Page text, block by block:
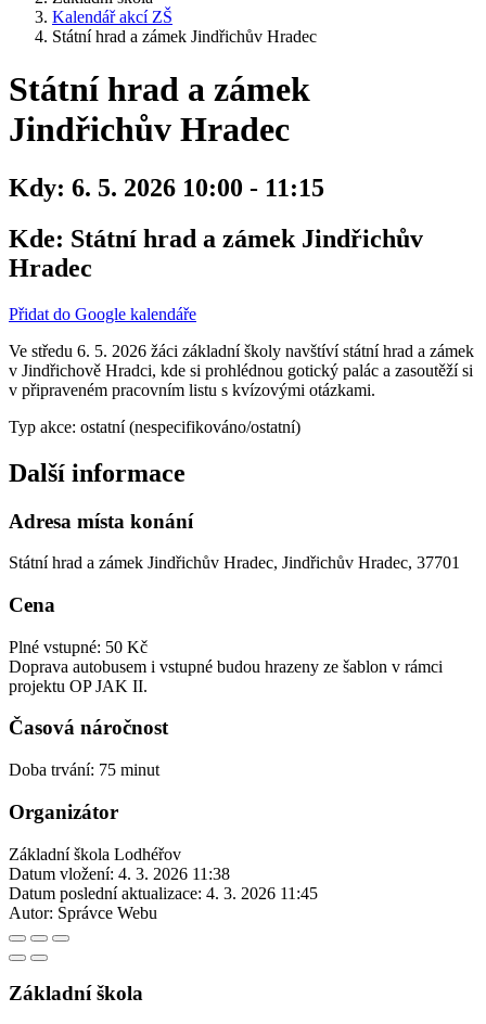
Kalendář akcí ZŠ
Státní hrad a zámek Jindřichův Hradec
Státní hrad a zámek
Jindřichův Hradec
Kdy: 6. 5. 2026 10:00 - 11:15
Kde: Státní hrad a zámek Jindřichův
Hradec
Přidat do Google kalendáře
Ve středu 6. 5. 2026 žáci základní školy navštíví státní hrad a zámek
v Jindřichově Hradci, kde si prohlédnou gotický palác a zasoutěží si
v připraveném pracovním listu s kvízovými otázkami.
Typ akce: ostatní (nespecifikováno/ostatní)
Další informace
Adresa místa konání
Státní hrad a zámek Jindřichův Hradec, Jindřichův Hradec, 37701
Cena
Plné vstupné: 50 Kč
Doprava autobusem i vstupné budou hrazeny ze šablon v rámci
projektu OP JAK II.
Časová náročnost
Doba trvání: 75 minut
Organizátor
Základní škola Lodhéřov
Datum vložení: 4. 3. 2026 11:38
Datum poslední aktualizace: 4. 3. 2026 11:45
Autor: Správce Webu
Základní škola